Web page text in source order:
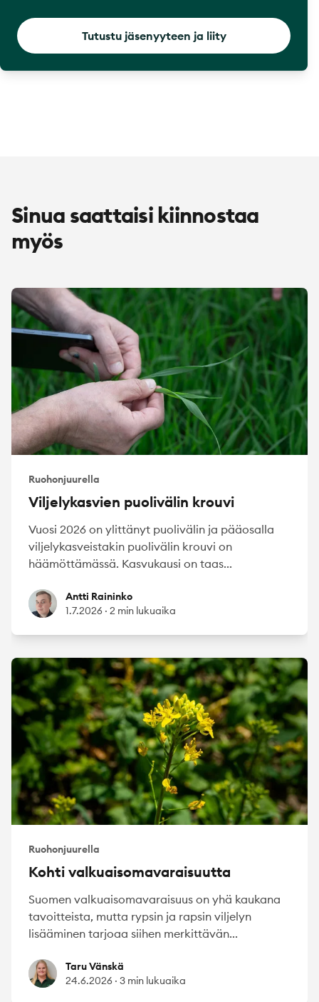
Tutustu jäsenyyteen ja liity
Sinua saattaisi kiinnostaa
myös
Ruohonjuurella
Viljelykasvien puolivälin krouvi
Vuosi 2026 on ylittänyt puolivälin ja pääosalla
viljelykasveistakin puolivälin krouvi on
häämöttämässä. Kasvukausi on taas...
Antti Raininko
Antti Raininko
1.7.2026 · 2 min lukuaika
Ruohonjuurella
Kohti valkuaisomavaraisuutta
Suomen valkuaisomavaraisuus on yhä kaukana
tavoitteista, mutta rypsin ja rapsin viljelyn
lisääminen tarjoaa siihen merkittävän...
Taru VänskäTaru Vänskä
24.6.2026 · 3 min lukuaika